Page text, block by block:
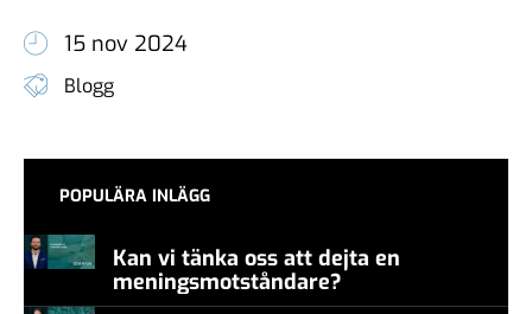
15 nov 2024
Blogg
POPULÄRA INLÄGG
Kan vi tänka oss att dejta en
meningsmotståndare?